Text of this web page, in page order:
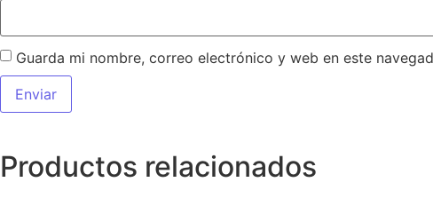
Guarda mi nombre, correo electrónico y web en este
Productos relacionados